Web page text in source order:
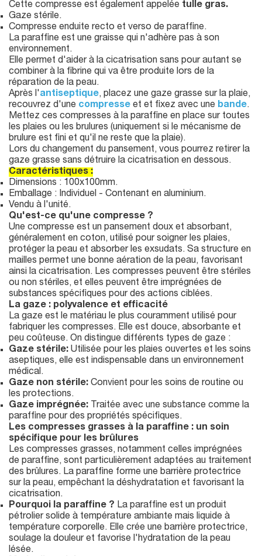
Cette compresse est également appelée tulle gras.
Gaze stérile.
Compresse enduite recto et verso de paraffine.
La paraffine est une graisse qui n'adhère pas à son
environnement.
Elle permet d'aider à la cicatrisation sans pour autant se
combiner à la fibrine qui va être produite lors de la
réparation de la peau.
Après l'antiseptique, placez une gaze grasse sur la plaie,
recouvrez d'une compresse et et fixez avec une bande.
Mettez ces compresses à la paraffine en place sur toutes
les plaies ou les brulures (uniquement si le mécanisme de
brulure est fini et qu'il ne reste que la plaie).
Lors du changement du pansement, vous pourrez retirer la
gaze grasse sans détruire la cicatrisation en dessous.
Caractéristiques :
Dimensions : 100x100mm.
Emballage : Individuel - Contenant en aluminium.
Vendu à l'unité.
Qu'est-ce qu'une compresse ?
Une compresse est un pansement doux et absorbant,
généralement en coton, utilisé pour soigner les plaies,
protéger la peau et absorber les exsudats. Sa structure en
mailles permet une bonne aération de la peau, favorisant
ainsi la cicatrisation. Les compresses peuvent être stériles
ou non stériles, et elles peuvent être imprégnées de
substances spécifiques pour des actions ciblées.
La gaze : polyvalence et efficacité
La gaze est le matériau le plus couramment utilisé pour
fabriquer les compresses. Elle est douce, absorbante et
peu coûteuse. On distingue différents types de gaze :
Gaze stérile: Utilisée pour les plaies ouvertes et les soins
aseptiques, elle est indispensable dans un environnement
médical.
Gaze non stérile: Convient pour les soins de routine ou
les protections.
Gaze imprégnée: Traitée avec une substance comme la
paraffine pour des propriétés spécifiques.
Les compresses grasses à la paraffine : un soin
spécifique pour les brûlures
Les compresses grasses, notamment celles imprégnées
de paraffine, sont particulièrement adaptées au traitement
des brûlures. La paraffine forme une barrière protectrice
sur la peau, empêchant la déshydratation et favorisant la
cicatrisation.
Pourquoi la paraffine ? La paraffine est un produit
pétrolier solide à température ambiante mais liquide à
température corporelle. Elle crée une barrière protectrice,
soulage la douleur et favorise l'hydratation de la peau
lésée.